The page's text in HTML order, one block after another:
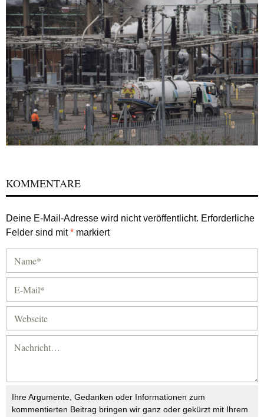
KOMMENTARE
Deine E-Mail-Adresse wird nicht veröffentlicht. Erforderliche
Felder sind mit* markiert
Ihre Argumente, Gedanken oder Informationen zum
kommentierten Beitrag bringen wir ganz oder gekürzt mit Ihrem